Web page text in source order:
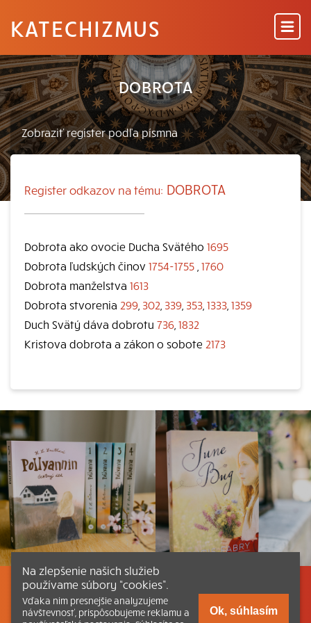
KATECHIZMUS
DOBROTA
Register odkazov na tému: DOBROTA
Dobrota ako ovocie Ducha Svätého 1695
Dobrota ľudských činov 1754-1755 1760
Dobrota manželstva 1613
Dobrota stvorenia 299 302 339 353 1333 1359
Duch Svätý dáva dobrotu 736 1832
Kristova dobrota a zákon o sobote 2173
Listovať Obsah Dokumenty a články
Na zlepšenie našich služieb
používame súbory “cookies”.
Vďaka nim presnejšie analyzujeme
návštevnosť, prispôsobujeme reklamu a
Ok, súhlasím